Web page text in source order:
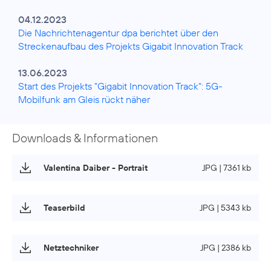
04.12.2023
Die Nachrichtenagentur dpa berichtet über den
Streckenaufbau des Projekts Gigabit Innovation Track
13.06.2023
Start des Projekts "Gigabit Innovation Track": 5G-
Mobilfunk am Gleis rückt näher
Downloads & Informationen
Valentina Daiber - Portrait JPG | 7361 kb
Teaserbild JPG | 5343 kb
Netztechniker JPG | 2386 kb